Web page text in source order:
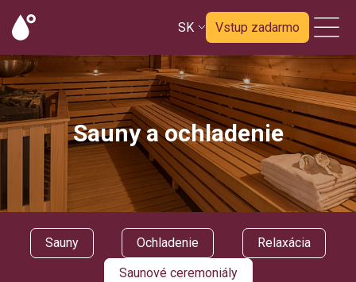
SK Vstup zadarmo
Sauny a ochladenie
Sauny Ochladenie
Relaxácia
Saunové ceremoniály